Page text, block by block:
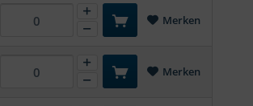
Merken
Merken